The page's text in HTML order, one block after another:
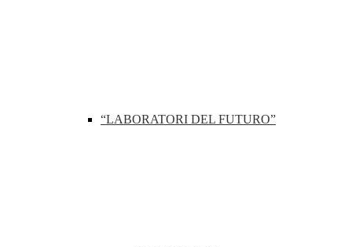
“LABORATORI DEL FUTURO”